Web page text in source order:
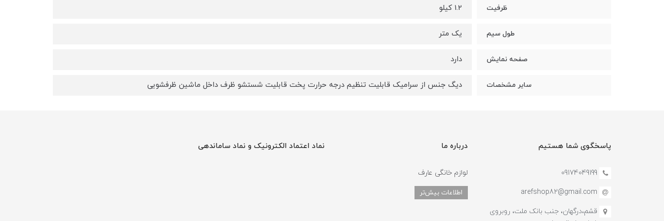
ظرفیت 1.2 کیلو
طول سیم یک متر
صفحه نمایش دارد
سایر مشخصات دیگ جنس از سرامیک قابلیت تنظیم درجه حرارت پخت قابلیت شستشو ظرف داخل ماشین ظرفشویی
پاسخگوی شما هستیم
09174049199
arefshop82@gmail.com
قشم،درگهان، جنب بانک ملت، روبروی
درباره ما
لوازم خانگی عارف
اطلاعات بیش‌تر
نماد اعتماد الکترونیک و نماد ساماندهی